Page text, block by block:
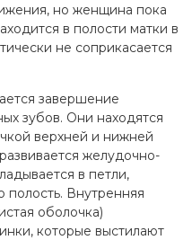
но женщина пока
в полости матки в
не соприкасается
завершение
зубов. Они находятся
верхней и нижней
желудочно-
в петли,
Внутренняя
оболочка)
которые выстилают